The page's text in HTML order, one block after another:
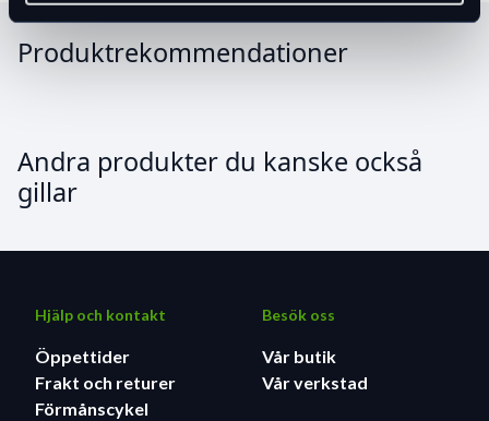
Produktrekommendationer
Andra produkter du kanske också
gillar
Hjälp och kontakt
Öppettider
Frakt och returer
Förmånscykel
Besök oss
Vår butik
Vår verkstad